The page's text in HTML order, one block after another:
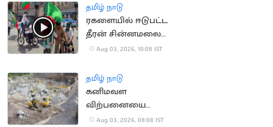
தமிழ் நாடு
ரகளையில் ஈடுபட்ட
தீரன் சின்னமலை
பேரவையினரை
போலீஸ்
Aug 03, 2026, 10:08 IST
தமிழ் நாடு
கனிமவள
விற்பனையை
முறைப்படுத்தும்
Aug 03, 2026, 08:08 IST